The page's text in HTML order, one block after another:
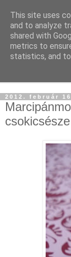
2012. február
csokicsésze
This site uses
and to analyze
shared with
metrics to
statistics, and